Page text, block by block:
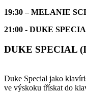
19:30 – MELANIE
21:00 - DUKE
DUKE SPECIAL
Duke Special jako
ve výskoku třískat do